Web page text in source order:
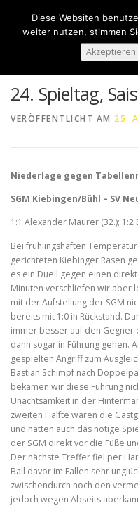
springen
24. Spieltag,
VERÖFFENTLICHT AM 25.
Niederlage gegen
SGM Kiebingen/Bühl – SV
1:1 Alexander Maurer (32.); 1:2
Bei frühlingshaften
gerichteten Kiebinger Rasen
es ein Duell gegen einen
Minuten verschliefen wir aber
mit der Aufstellung der SGM
bereits mit 1:0 in Rückstand.
immer besser auf den
dann sogar in Führung gehen.
gespielten Angriff zum
Bastian Schimpf nach
bekamen wir diese Führung
Unachtsamkeit in der
zweiten Hälfte waren die
und hatten auch das nötige
der SGM direkt vor die Füße
Der nächste Treffer fiel per
Ball davor im Fallen sehr
zwischendurch noch den
jedoch wegen Abseits
Diese Websiten
weiter nutzen, stimmen
Akzeptieren